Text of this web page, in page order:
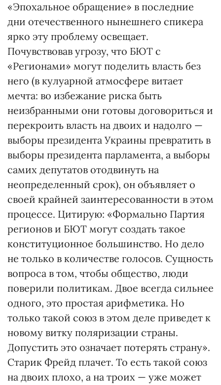
«Эпохальное обращение» в последние
дни отечественного нынешнего спикера
ярко эту проблему освещает.
Почувствовав угрозу, что БЮТ с
«Регионами» могут поделить власть без
него (в кулуарной атмосфере витает
мечта: во избежание риска быть
неизбранными они готовы договориться и
перекроить власть на двоих и надолго —
выборы президента Украины превратить в
выборы президента парламента, а выборы
самих депутатов отодвинуть на
неопределенный срок), он объявляет о
своей крайней заинтересованности в этом
процессе. Цитирую: «Формально Партия
регионов и БЮТ могут создать такое
конституционное большинство. Но дело
не только в количестве голосов. Сущность
вопроса в том, чтобы общество, люди
поверили политикам. Двое всегда сильнее
одного, это простая арифметика. Но
только такой союз в этом деле приведет к
новому витку поляризации страны.
Допустить это означает потерять страну».
Старик Фрейд плачет. То есть такой союз
на двоих плохо, а на троих — уже может